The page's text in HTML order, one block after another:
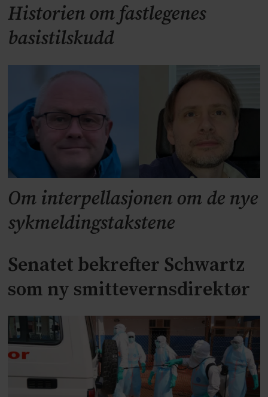
Historien om fastlegenes
basistilskudd
Om interpellasjonen om de nye
sykmeldingstakstene
Senatet bekrefter Schwartz
som ny smittevernsdirektør